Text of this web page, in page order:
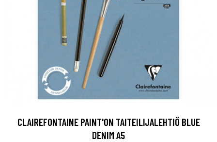
CLAIREFONTAINE PAINT'ON TAITEILIJALEHTIÖ BLUE
DENIM A5